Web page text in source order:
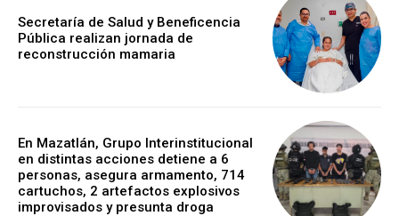
Secretaría de Salud y Beneficencia
Pública realizan jornada de
reconstrucción mamaria
En Mazatlán, Grupo Interinstitucional
en distintas acciones detiene a 6
personas, asegura armamento, 714
cartuchos, 2 artefactos explosivos
improvisados y presunta droga